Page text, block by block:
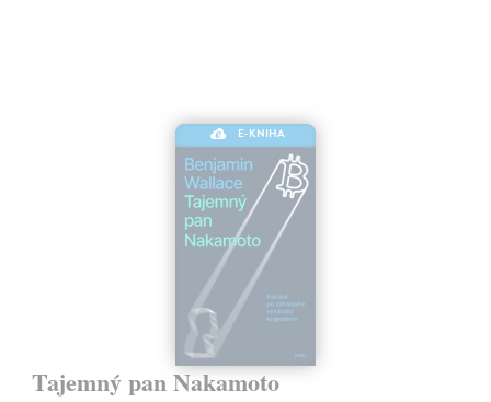
E-KNIHA
Tajemný pan Nakamoto